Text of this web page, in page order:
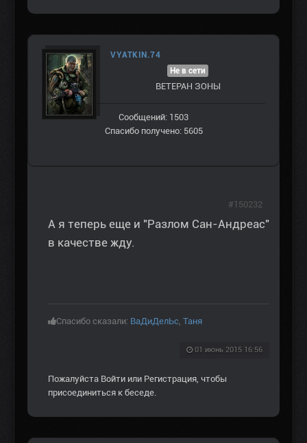
VYATKIN.74
Не в сети
ВЕТЕРАН ЗOНЫ
Сообщений: 1503
Спасибо получено: 5605
А я теперь еще и "Разлом Сан-Андреас"
в качестве жду.
Спасибо сказали: ВаДиДелЬс Таня
01 июнь 2015 16:56
#150232
Пожалуйста Войти или Регистрация , чтобы
присоединиться к беседе.